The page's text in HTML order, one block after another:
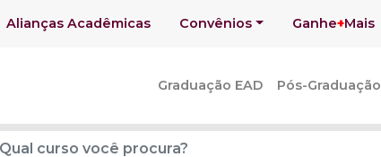
Alianças Acadêmicas Convênios Ganhe+Mais
Graduação EAD Pós-